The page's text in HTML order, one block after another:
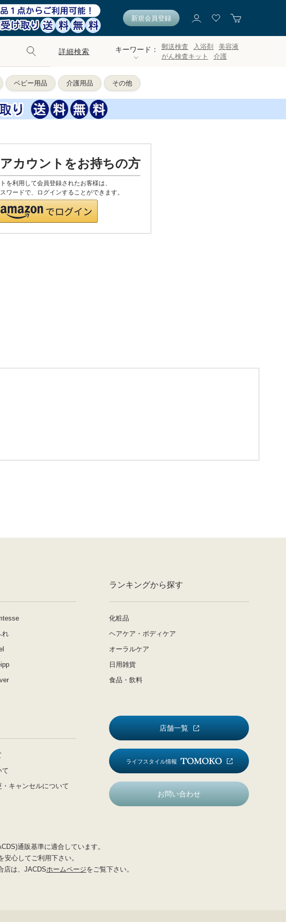
新規会員登録
詳細検索 キーワード： 郵送検査 入浴剤
美容液
がん検査キット
介護
ベビー用品 介護用品 その他
カウントをお持ちの方
を利用して会員登録されたお客様は、
ワードで、ログインすることができます。
れ
ランキングから探す
化粧品
ヘアケア・ボディケア
オーラルケア
日用雑貨
食品・飲料
て
キャンセルについて
店舗一覧
ライフスタイル情報
お問い合わせ
通販基準に適合しています。
心してご利用下さい。
店は、JACDSホームページをご覧下さい。